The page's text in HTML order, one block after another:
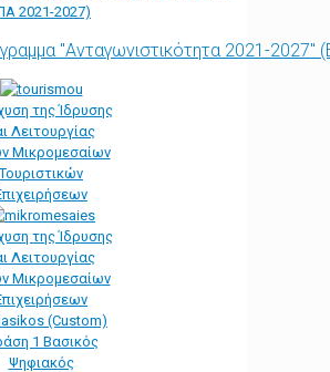
2021-2027)
"Ανταγωνιστικότητα 2021-
της Ίδρυσης
Λειτουργίας
Μικρομεσαίων
Τουριστικών
της Ίδρυσης
Λειτουργίας
Μικρομεσαίων
1 Βασικός
Ψηφιακός